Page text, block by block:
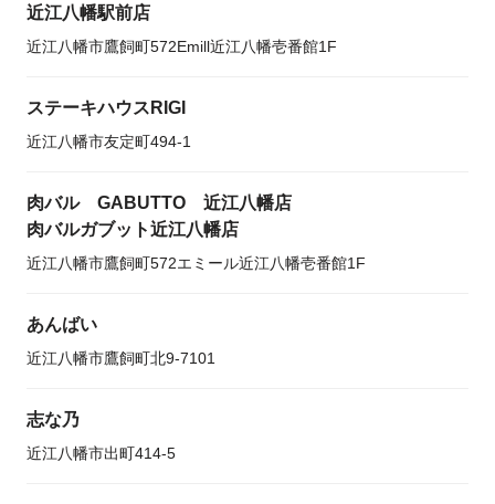
近江八幡駅前店
近江八幡市鷹飼町572Emill近江八幡壱番館1F
ステーキハウスRIGI
近江八幡市友定町494-1
肉バル GABUTTO 近江八幡店
肉バルガブット近江八幡店
近江八幡市鷹飼町572エミール近江八幡壱番館1F
あんばい
近江八幡市鷹飼町北9-7101
志な乃
近江八幡市出町414-5